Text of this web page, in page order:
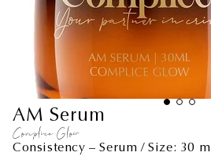
AM Serum
Complice Glow
Consistency – Serum / Size: 30 ml